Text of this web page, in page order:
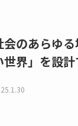
会のあらゆ
世界」を設